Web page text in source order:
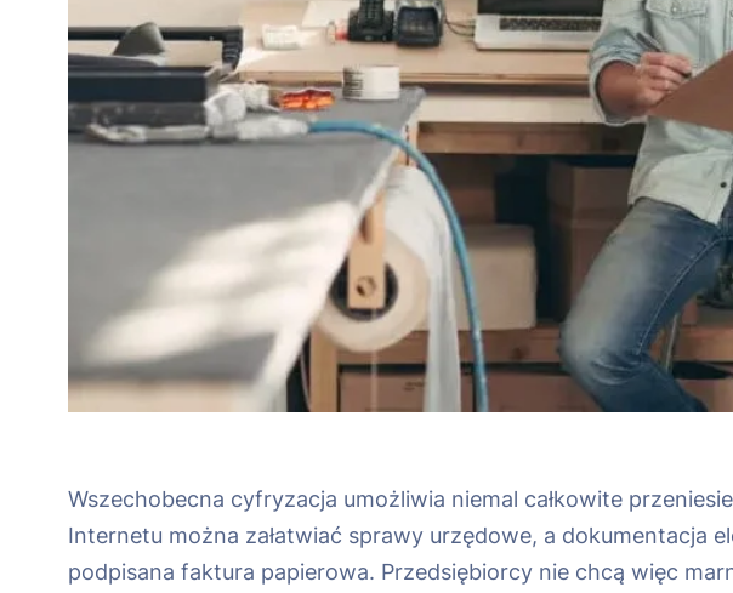
Wszechobecna cyfryzacja umożliwia niemal całkowite
Internetu można załatwiać sprawy urzędowe, a dokumentacja
podpisana faktura papierowa. Przedsiębiorcy nie chcą więc